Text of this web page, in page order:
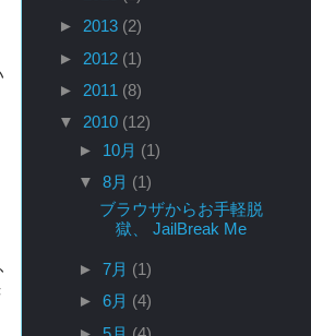
► 2013 (2)
► 2012 (1)
► 2011 (8)
▼ 2010 (12)
► 10月 (1)
▼ 8月 (1)
ブラウザからお手軽脱
獄、 JailBreak Me
► 7月 (1)
► 6月 (4)